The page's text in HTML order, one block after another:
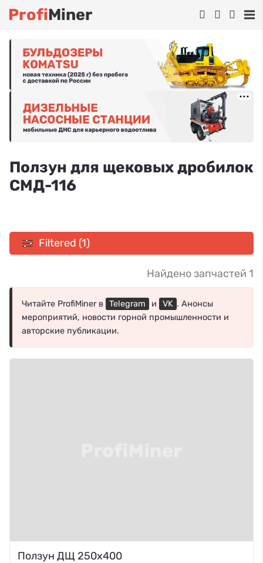
ProfiMiner
Ползун для щековых дробилок
СМД-116
Filtered (1)
Найдено запчастей 1
Читайте ProfiMiner в Telegram и VK . Анонсы
мероприятий, новости горной промышленности и
авторские публикации.
Ползун ДЩ 250х400